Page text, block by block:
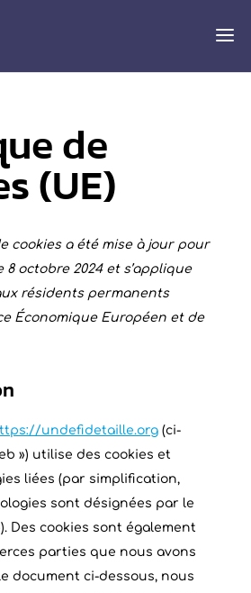
de
(UE)
cookies a été mise à jour pour
octobre 2024 et s’applique
résidents permanents
Économique Européen et de
undefidetaille.org(ci-
») utilise des cookies et
liées (par simplification,
sont désignées par le
Des cookies sont également
parties que nous avons
document ci-dessous, nous